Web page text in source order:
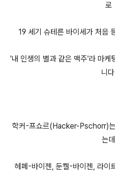
로
19 세기 슈테른 바이세가 처음
'내 인생의 별과 같은 맥주'라 마케
니
학커-프쇼르(Hacker-Pschorr)
는데
헤페-바이젠, 둔켈-바이젠, 라이